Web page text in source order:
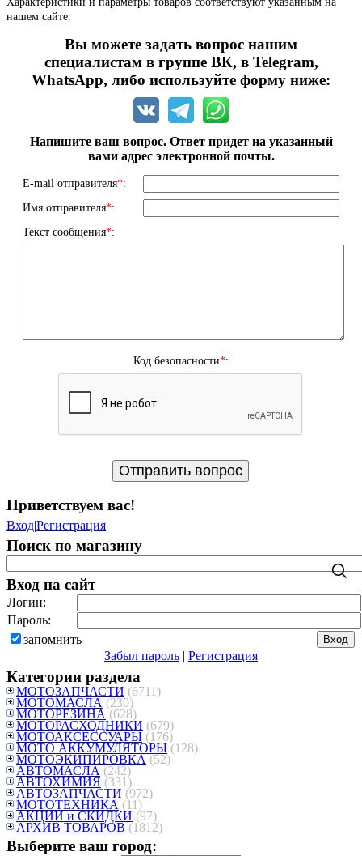
нашем сайте.
Вы можете задать вопрос нашим
специалистам в группе ВК, в Telegram,
WhatsApp, либо используйте форму ниже:
Напишите ваш вопрос. Ответ придет на указанный
вами адрес электронной почты.
E-mail отправителя*:
Имя отправителя*:
Текст сообщения*:
Код безопасности*:
Приветствуем вас!
Вход|Регистрация
Поиск по магазину
Вход на сайт
Логин:
Пароль:
запомнить
Забыл пароль | Регистрация
Категории раздела
МОТОЗАПЧАСТИ (6711)
МОТОМАСЛА (230)
МОТОРЕЗИНА (628)
МОТОРАСХОДНИКИ (679)
МОТОАКСЕССУАРЫ (176)
МОТО АККУМУЛЯТОРЫ (128)
МОТОЭКИПИРОВКА (52)
АВТОМАСЛА (242)
АВТОХИМИЯ (331)
АВТОЗАПЧАСТИ (972)
МОТОТЕХНИКА (11)
АКЦИИ и СКИДКИ (97)
АРХИВ ТОВАРОВ (1812)
Выберите ваш город: